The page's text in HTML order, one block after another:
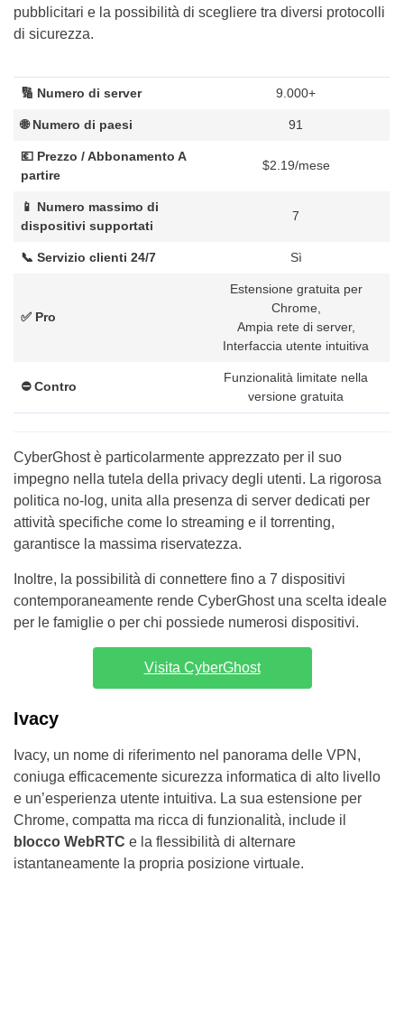
pubblicitari e la possibilità di scegliere tra diversi protocolli
di sicurezza.
🔢 Numero di server 9.000+
🌐 Numero di paesi 91
💶 Prezzo / Abbonamento A
partire
$2.19/mese
📱 Numero massimo di
dispositivi supportati
7
📞 Servizio clienti 24/7 Sì
✅ Pro
Estensione gratuita per
Chrome,
Ampia rete di server,
Interfaccia utente intuitiva
⛔️ Contro
Funzionalità limitate nella
versione gratuita
CyberGhost è particolarmente apprezzato per il suo
impegno nella tutela della privacy degli utenti. La rigorosa
politica no-log, unita alla presenza di server dedicati per
attività specifiche come lo streaming e il torrenting,
garantisce la massima riservatezza.
Inoltre, la possibilità di connettere fino a 7 dispositivi
contemporaneamente rende CyberGhost una scelta ideale
per le famiglie o per chi possiede numerosi dispositivi.
Visita CyberGhost
Ivacy
Ivacy, un nome di riferimento nel panorama delle VPN,
coniuga efficacemente sicurezza informatica di alto livello
e un’esperienza utente intuitiva. La sua estensione per
Chrome, compatta ma ricca di funzionalità, include il
blocco WebRTC e la flessibilità di alternare
istantaneamente la propria posizione virtuale.